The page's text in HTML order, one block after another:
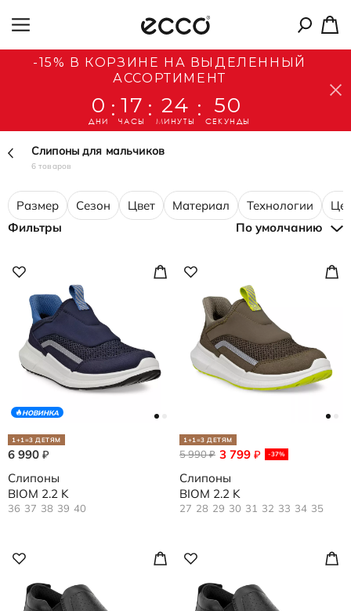
-15% В КОРЗИНЕ НА ВЫДЕЛЕННЫЙ
АССОРТИМЕНТ
0
ДНИ
: 17
ЧАСЫ
: 24
МИНУТЫ
: 50
СЕКУНДЫ
Слипоны для мальчиков
6 товаров
Размер Сезон Цвет Материал Технологии
Фильтры
По умолчанию
НОВИНКА
1+1=3 ДЕТЯМ
6 990 ₽
Слипоны
BIOM 2.2 K
36 37 38 39 40
1+1=3 ДЕТЯМ
3 799 ₽ -37%
5 990₽
Слипоны
BIOM 2.2 K
27 28 29 30 31 32 33 34 35